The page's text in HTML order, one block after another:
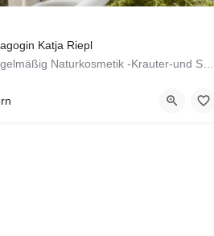
Katja Riepl